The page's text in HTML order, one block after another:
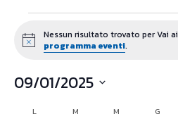
Eventi
Notice
Nessun risultato trovato per Vai ai
programma eventi.
09/01/2025
Calendario
LLUNEDÌ M M MERCOLEDÌ
G